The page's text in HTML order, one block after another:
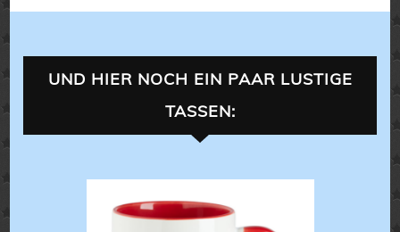
UND HIER NOCH EIN PAAR LUSTIGE
TASSEN: